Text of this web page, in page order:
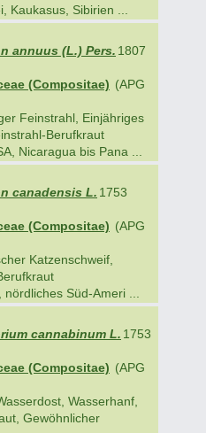
Kaukasus, Sibirien ...
annuus (L.) Pers. 1807
(Compositae) (APG
Feinstrahl, Einjähriges
Berufkraut
Nicaragua bis Pana ...
canadensis L. 1753
(Compositae) (APG
Katzenschweif,
Süd-Ameri ...
cannabinum L. 1753
(Compositae) (APG
Wasserhanf,
Gewöhnlicher